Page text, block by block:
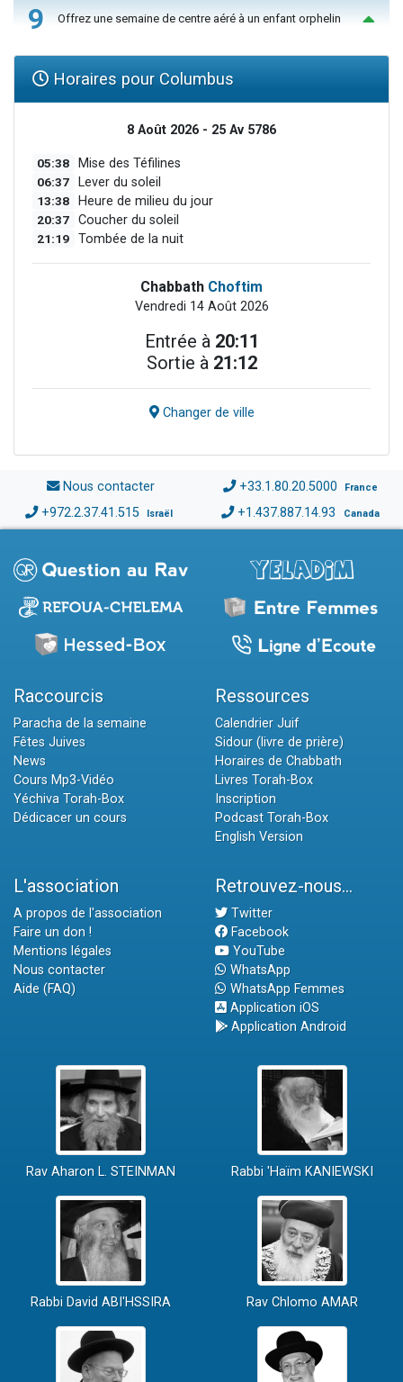
9 Offrez une semaine de centre aéré à un enfant orphelin
Horaires pour Columbus
8 Août 2026 - 25 Av 5786
05:38 Mise des Téfilines
06:37 Lever du soleil
13:38 Heure de milieu du jour
20:37 Coucher du soleil
21:19 Tombée de la nuit
Chabbath Choftim
Vendredi 14 Août 2026
Entrée à 20:11
Sortie à 21:12
Changer de ville
Nous contacter +33.1.80.20.5000 France
+972.2.37.41.515 Israël +1.437.887.14.93 Canada
Raccourcis
Paracha de la semaine
Fêtes Juives
News
Cours Mp3-Vidéo
Yéchiva Torah-Box
Dédicacer un cours
Ressources
Calendrier Juif
Sidour (livre de prière)
Horaires de Chabbath
Livres Torah-Box
Inscription
Podcast Torah-Box
English Version
L'association
A propos de l'association
Faire un don !
Mentions légales
Nous contacter
Aide (FAQ)
Retrouvez-nous...
Twitter
Facebook
YouTube
WhatsApp
WhatsApp Femmes
Application iOS
Application Android
Rav Aharon L. STEINMAN Rabbi 'Haïm KANIEWSKI
Rabbi David ABI'HSSIRA Rav Chlomo AMAR